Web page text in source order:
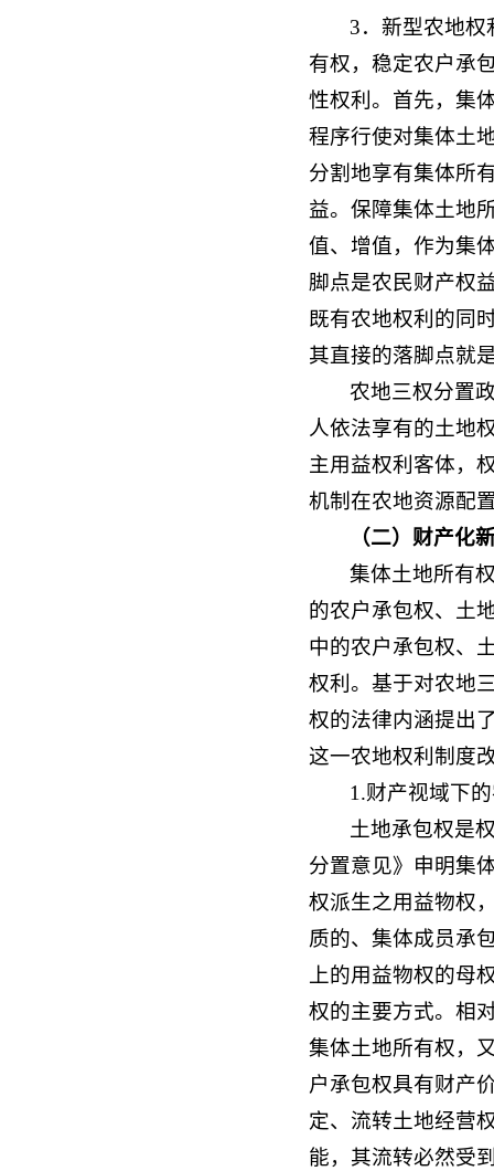
3．新型农地
有权，稳定农户承
性权利。首先，集
程序行使对集体土
分割地享有集体所
益。保障集体土地
值、增值，作为集
脚点是农民财产权
既有农地权利的同
其直接的落脚点就
农地三权分置
人依法享有的土地
主用益权利客体，
机制在农地资源配
（二）财产化
集体土地所有
的农户承包权、土
中的农户承包权、
权利。基于对农地
权的法律内涵提出
这一农地权利制度
1.财产视域下
土地承包权是
分置意见》申明集
权派生之用益物权
质的、集体成员承
上的用益物权的母
权的主要方式。相
集体土地所有权，
户承包权具有财产
定、流转土地经营
能，其流转必然受